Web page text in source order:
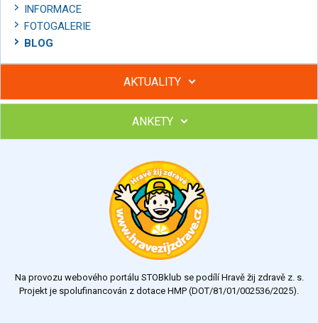
INFORMACE
FOTOGALERIE
BLOG
AKTUALITY
Hubněte s podporou lektorky a skupiny v kurzech STOBu
Chcete poradit s hubnutím? Najděte si odborníka STOBu ve
ANKETY
Výsledky Všechny ankety
Na provozu webového portálu STOBklub se podílí Hravě žij zdravě z. s.
Projekt je spolufinancován z dotace HMP (DOT/81/01/002536/2025).